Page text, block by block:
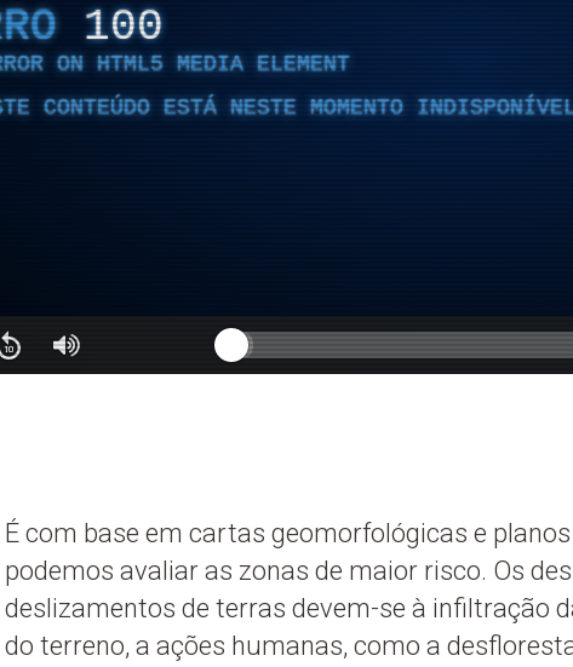
100
ON HTML5 MEDIA ELEMENT
CONTEÚDO ESTÁ NESTE MOMENTO
É com base em cartas geomorfológicas e
podemos avaliar as zonas de maior risco. Os
deslizamentos de terras devem-se à infiltração
do terreno, a ações humanas, como a